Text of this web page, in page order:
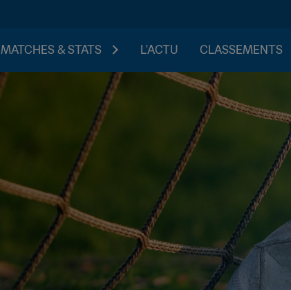
MATCHES & STATS L'ACTU CLASSEMENTS